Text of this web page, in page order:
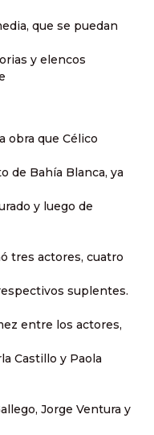
que se puedan
y elencos
obra que Célico
de Bahía Blanca, ya
y luego de
tres actores, cuatro
suplentes.
entre los actores,
Castillo y Paola
Jorge Ventura y